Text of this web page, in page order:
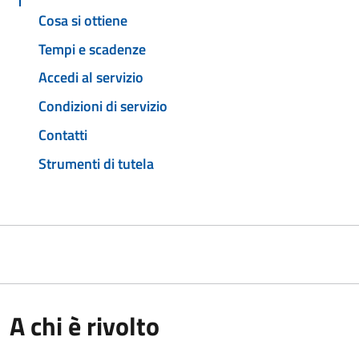
Cosa si ottiene
Tempi e scadenze
Accedi al servizio
Condizioni di servizio
Contatti
Strumenti di tutela
A chi è rivolto